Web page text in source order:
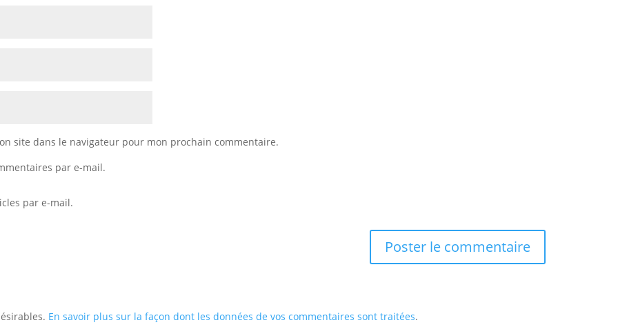
site dans le navigateur pour mon prochain commentaire.
par e-mail.
par e-mail.
En savoir plus sur la façon dont les données de vos commentaires sont traitées.